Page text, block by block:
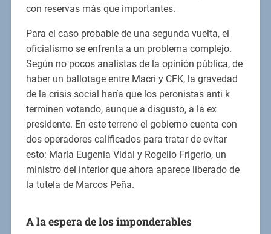
con reservas más que importantes.
Para el caso probable de una segunda vuelta, el
oficialismo se enfrenta a un problema complejo.
Según no pocos analistas de la opinión pública, de
haber un ballotage entre Macri y CFK, la gravedad
de la crisis social haría que los peronistas anti k
terminen votando, aunque a disgusto, a la ex
presidente. En este terreno el gobierno cuenta con
dos operadores calificados para tratar de evitar
esto: María Eugenia Vidal y Rogelio Frigerio, un
ministro del interior que ahora aparece liberado de
la tutela de Marcos Peña.
A la espera de los imponderables